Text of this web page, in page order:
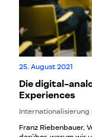
25. August 2021
Die digital-
Experiences
Internationalisierung
Franz Riebenbauer,